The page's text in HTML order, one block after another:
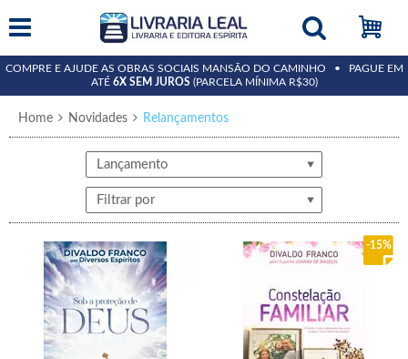
COMPRE E AJUDE AS OBRAS SOCIAIS MANSÃO DO CAMINHO • PAGUE EM
ATÉ 6X SEM JUROS (PARCELA MÍNIMA R$30)
Home Novidades Relançamentos
Lançamento
Filtrar por
15%